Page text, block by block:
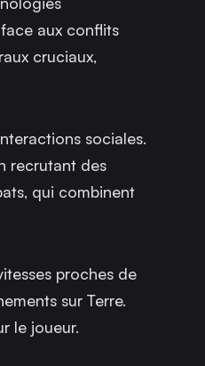
aux conflits
cruciaux,
sociales.
recrutant des
qui combinent
proches de
sur Terre.
le joueur.